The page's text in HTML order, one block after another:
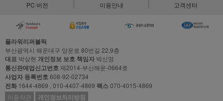
PC 버전 이용안내 고객센터
플라워리퍼블릭
부산광역시 해운대구 양운로 80번길 22,9층
대표 박상현 개인정보 보호 책임자 박신영
통신판매업신고번호제2014-부산해운-0664호
사업자 등록번호608-92-02734
전화 1644-4869 , 010-4407-4869 팩스070-4015-4869
이용약관
개인정보처리방침